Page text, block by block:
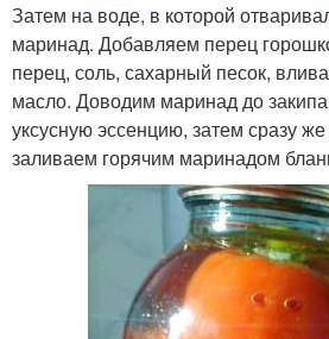
Затем на воде, в которой
маринад. Добавляем перец
перец, соль, сахарный песок,
масло. Доводим маринад до
уксусную эссенцию, затем сразу
заливаем горячим маринадом